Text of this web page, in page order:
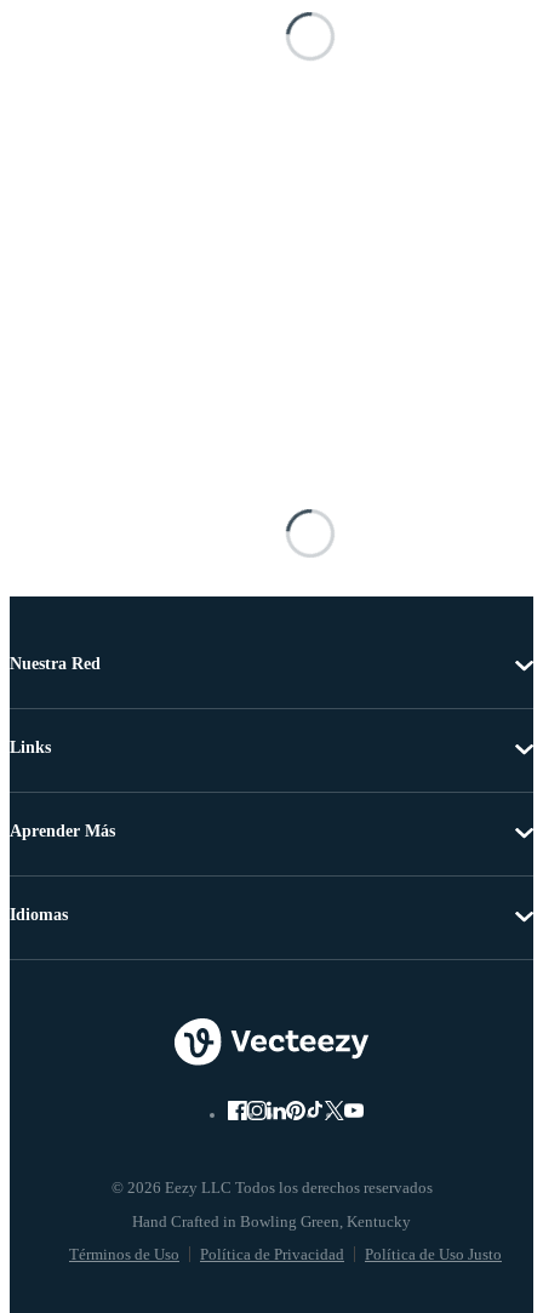
Nuestra Red
Links
Aprender Más
© 2026 Eezy LLC Todos los derechos reservados
Términos de Uso Política de Privacidad Política de Uso Justo
Idiomas